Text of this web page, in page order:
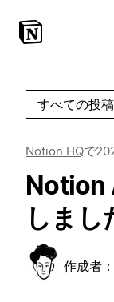
すべての投稿
Notion HQで
Notion
しまし
作成者：